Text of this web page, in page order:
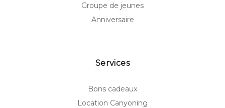
Groupe de jeunes
Anniversaire
Services
Bons cadeaux
Location Canyoning